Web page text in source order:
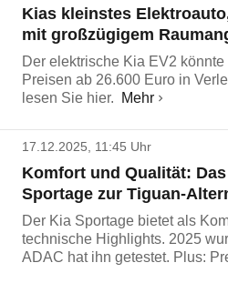
Kias kleinstes
mit großzügigem
Der elektrische Kia EV2
Preisen ab 26.600 Euro in
lesen Sie hier.
Mehr
17.12.2025, 11:45 Uhr
Komfort und Qualität:
Sportage zur Tiguan-
Der Kia Sportage bietet als
technische Highlights. 2025
ADAC hat ihn getestet. Plus: